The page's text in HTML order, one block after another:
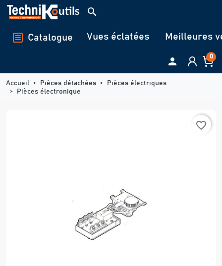
Panneau de gestion des cookies
search
Catalogue Vues éclatées Meilleures
 0
Accueil Pièces détachées
Pièces électriques
Pièces électronique
favorite_border